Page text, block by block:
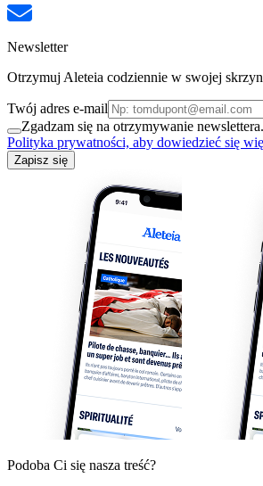
Newsletter
Otrzymuj Aleteia codziennie w swojej
Twój adres e-mail
Zgadzam się na otrzymywanie
Polityka prywatności, aby dowiedzieć się
Zapisz się
Podoba Ci się nasza treść?